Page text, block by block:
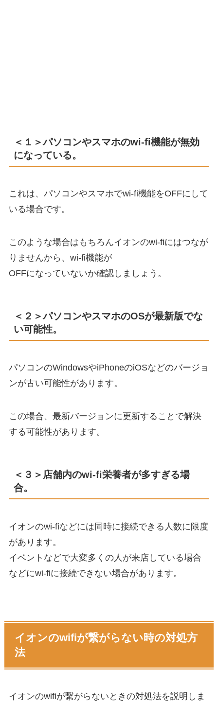
＜１＞パソコンやスマホのwi-fi機能が無効
になっている。
これは、パソコンやスマホでwi-fi機能をOFFにして
いる場合です。
このような場合はもちろんイオンのwi-fiにはつなが
りませんから、wi-fi機能が
OFFになっていないか確認しましょう。
＜２＞パソコンやスマホのOSが最新版でな
い可能性。
パソコンのWindowsやiPhoneのiOSなどのバージョ
ンが古い可能性があります。
この場合、最新バージョンに更新することで解決
する可能性があります。
＜３＞店舗内のwi-fi栄養者が多すぎる場
合。
イオンのwi-fiなどには同時に接続できる人数に限度
があります。
イベントなどで大変多くの人が来店している場合
などにwi-fiに接続できない場合があります。
イオンのwifiが繋がらない時の対処方
法
イオンのwifiが繋がらないときの対処法を説明しま